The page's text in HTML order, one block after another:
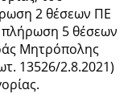
2 θέσεων ΠΕ
πλήρωση 5 θέσεων
Μητρόπολης
13526/2.8.2021)